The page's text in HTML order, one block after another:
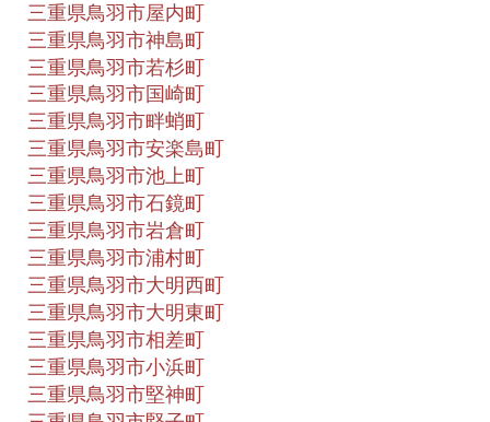
三重県鳥羽市屋内町
三重県鳥羽市神島町
三重県鳥羽市若杉町
三重県鳥羽市国崎町
三重県鳥羽市畔蛸町
三重県鳥羽市安楽島町
三重県鳥羽市池上町
三重県鳥羽市石鏡町
三重県鳥羽市岩倉町
三重県鳥羽市浦村町
三重県鳥羽市大明西町
三重県鳥羽市大明東町
三重県鳥羽市相差町
三重県鳥羽市小浜町
三重県鳥羽市堅神町